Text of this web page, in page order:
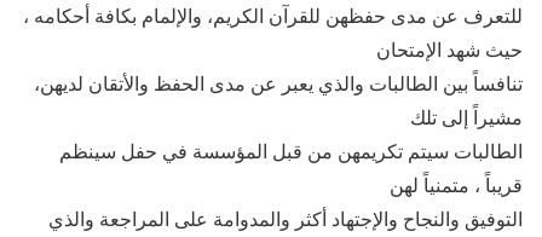
للتعرف عن مدى حفظهن للقرآن الكريم، والإلمام بكافة أحكامه ،
حيث شهد الإمتحان
تنافساً بين الطالبات والذي يعبر عن مدى الحفظ والأتقان لديهن،
مشيراً إلى تلك
الطالبات سيتم تكريمهن من قبل المؤسسة في حفل سينظم
قريباً ، متمنياً لهن
التوفيق والنجاح والإجتهاد أكثر والمدوامة على المراجعة والذي